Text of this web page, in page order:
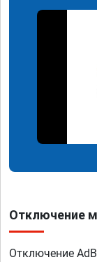
Отключение
Отключение